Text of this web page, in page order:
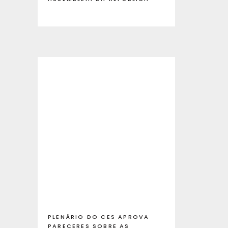
PLENÁRIO DO CES APROVA
PARECERES SOBRE AS